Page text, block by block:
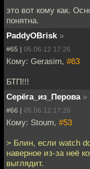
это вот кому как.
понятна.
PaddyOBrisk »
#65 | 05.06.12 17:26
Кому: Gerasim, #63
БТП!!!
Серёга_из_Перова »
#66 | 05.06.12 17:26
Кому: Stoum, #53
> Блин, если watch
наверное из-за неё
выглядит.